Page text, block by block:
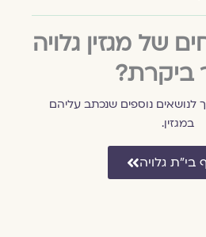
של מגזין גלויה
ביקרת?
לנושאים נוספים שנכתב עליהם
במגזין.
בי״ת גלויה